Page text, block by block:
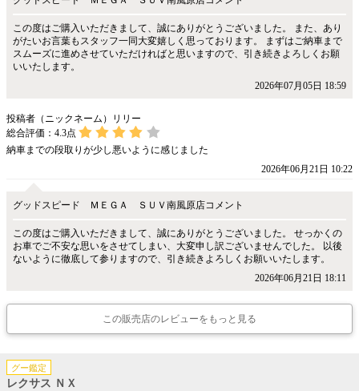
この度はご購入いただきまして、誠にありがとうございました。 また、あり
がたいお言葉もスタッフ一同大変嬉しく思っております。 まずはご納車まで
スムーズに進めさせていただければと思いますので、引き続きよろしくお願
いいたします。
2026年07月05日 18:59
投稿者（ニックネーム）リリー
総合評価： 4.3点
納車までの段取りが少し悪いように感じました
2026年06月21日 10:22
グッドスピード ＭＥＧＡ ＳＵＶ南風原店コメント
この度はご購入いただきまして、誠にありがとうございました。 せっかくの
お車でご不安な思いをさせてしまい、大変申し訳ございませんでした。 以後
ないように徹底して参りますので、引き続きよろしくお願いいたします。
2026年06月21日 18:11
この販売店のレビューをもっと見る
グー鑑定
レクサス ＮＸ